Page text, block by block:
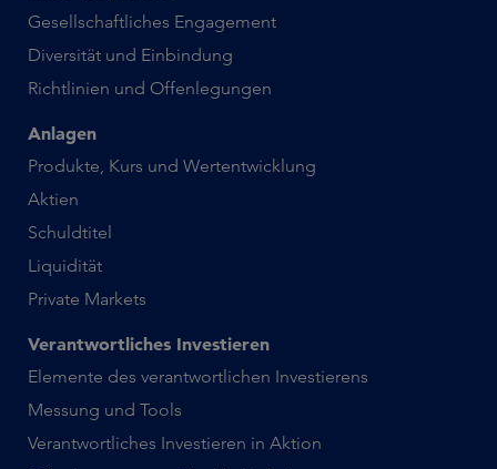
Gesellschaftliches Engagement
Diversität und Einbindung
Richtlinien und Offenlegungen
Anlagen
Produkte, Kurs und Wertentwicklung
Aktien
Schuldtitel
Liquidität
Private Markets
Verantwortliches Investieren
Elemente des verantwortlichen Investierens
Messung und Tools
Verantwortliches Investieren in Aktion